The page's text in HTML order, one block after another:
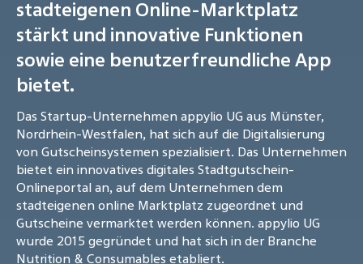
stadteigenen Online-Marktplatz
stärkt und innovative Funktionen
sowie eine benutzerfreundliche App
bietet.
Das Startup-Unternehmen appylio UG aus Münster,
Nordrhein-Westfalen, hat sich auf die Digitalisierung
von Gutscheinsystemen spezialisiert. Das Unternehmen
bietet ein innovatives digitales Stadtgutschein-
Onlineportal an, auf dem Unternehmen dem
stadteigenen online Marktplatz zugeordnet und
Gutscheine vermarktet werden können. appylio UG
wurde 2015 gegründet und hat sich in der Branche
Nutrition & Consumables etabliert.